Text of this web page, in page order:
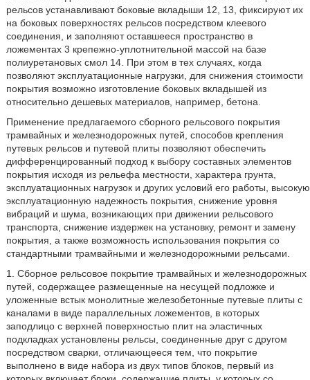
рельсов устанавливают боковые вкладыши 12, 13, фиксируют их
на боковых поверхностях рельсов посредством клеевого
соединения, и заполняют оставшееся пространство в
ложементах 3 крепежно-уплотнительной массой на базе
полиуретановых смол 14. При этом в тех случаях, когда
позволяют эксплуатационные нагрузки, для снижения стоимости
покрытия возможно изготовление боковых вкладышей из
относительно дешевых материалов, например, бетона.
Применение предлагаемого сборного рельсового покрытия
трамвайных и железнодорожных путей, способов крепления
путевых рельсов и путевой плиты позволяют обеспечить
дифференцированный подход к выбору составных элементов
покрытия исходя из рельефа местности, характера грунта,
эксплуатационных нагрузок и других условий его работы, высокую
эксплуатационную надежность покрытия, снижение уровня
вибраций и шума, возникающих при движении рельсового
транспорта, снижение издержек на установку, ремонт и замену
покрытия, а также возможность использования покрытия со
стандартными трамвайными и железнодорожными рельсами.
1. Сборное рельсовое покрытие трамвайных и железнодорожных
путей, содержащее размещенные на несущей подложке и
уложенные встык монолитные железобетонные путевые плиты с
каналами в виде параллельных ложементов, в которых
заподлицо с верхней поверхностью плит на эластичных
подкладках установлены рельсы, соединенные друг с другом
посредством сварки, отличающееся тем, что покрытие
выполнено в виде набора из двух типов блоков, первый из